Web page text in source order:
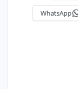
WhatsApp